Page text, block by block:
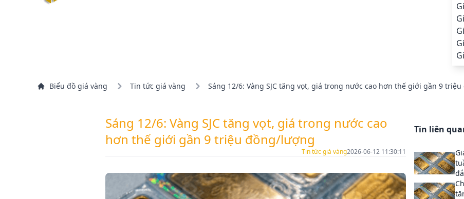
Biểu đồ giá vàng Tin tức giá vàng Sáng 12/6: Vàng SJC tăng vọt, giá trong nước cao hơn thế giới gần 9
Sáng 12/6: Vàng SJC tăng vọt, giá trong nước cao
hơn thế giới gần 9 triệu đồng/lượng
Tin tức giá vàng2026-06-12 11:30:11
Tin liên